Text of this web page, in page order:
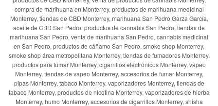
compra de marihuana en Monterrey, productos de marihuana medicinal
Monterrey, tiendas de CBD Monterrey, marihuana San Pedro Garza García,
aceite de CBD San Pedro, productos de cannabis San Pedro, tiendas de
marihuana San Pedro, venta de marihuana San Pedro, cannabis medicinal
en San Pedro, productos de cáñamo San Pedro, smoke shop Monterrey,
smoke shop área metropolitana Monterrey, tiendas de fumadores Monterrey,
productos para fumar Monterrey, cigarrillos electrónicos Monterrey, vapeo
Monterrey, tiendas de vapeo Monterrey, accesorios de fumar Monterrey,
pipas Monterrey, tabaco Monterrey, vaporizadores Monterrey, tiendas de
tabaco Monterrey, productos de nicotina Monterrey, vaporizadores de hierba
Monterrey, humo Monterrey, accesorios de cigarrillos Monterrey, shisha